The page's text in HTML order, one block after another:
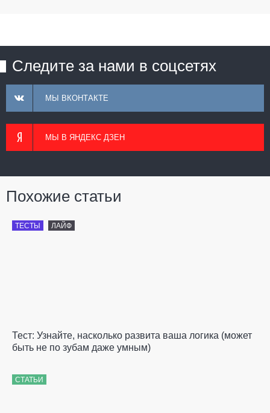
Следите за нами в соцсетях
МЫ ВКОНТАКТЕ
МЫ В ЯНДЕКС ДЗЕН
Похожие статьи
ТЕСТЫ ЛАЙФ
Тест: Узнайте, насколько развита ваша логика (может
быть не по зубам даже умным)
СТАТЬИ